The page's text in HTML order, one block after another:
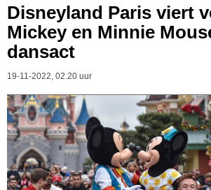
Disneyland Paris viert
Mickey en Minnie
dansact
19-11-2022, 02.20 uur